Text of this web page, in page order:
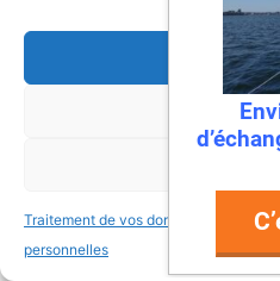
Voir les
Traitement de vos données
personnelles
Mandelieu-La
ville à dire « stop »
mer !